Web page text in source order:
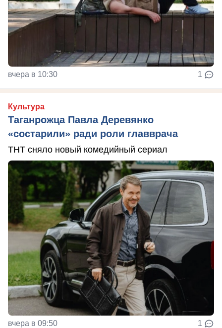
вчера в 10:30 1
Культура
Таганрожца Павла Деревянко
«состарили» ради роли главврача
ТНТ сняло новый комедийный сериал
вчера в 09:50 1